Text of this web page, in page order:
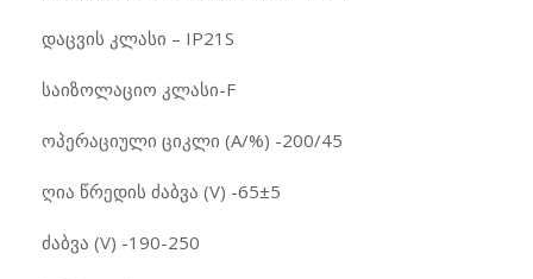
დაცვის კლასი – IP21S
საიზოლაციო კლასი-F
ოპერაციული ციკლი (A/%) -200/45
ღია წრედის ძაბვა (V) -65±5
ძაბვა (V) -190-250